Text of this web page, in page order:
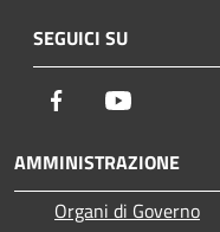
SEGUICI SU
Facebook
AMMINISTRAZIONE
Organi di Governo